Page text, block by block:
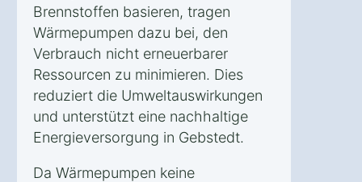
Brennstoffen basieren, tragen
Wärmepumpen dazu bei, den
Verbrauch nicht erneuerbarer
Ressourcen zu minimieren. Dies
reduziert die Umweltauswirkungen
und unterstützt eine nachhaltige
Energieversorgung in Gebstedt.
Da Wärmepumpen keine